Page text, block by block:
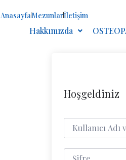
AnasayfaMezunlarİletişim
Hakkımızda
Hoşgeldiniz